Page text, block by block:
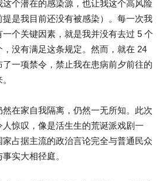
个潜在的感染源，也让我这个高风险
是我目前还没有被感染）。每一次我
个关键因素，就是我并没有去过 5 个
没有满足这条规定。然而，就在 24
一项禁令，禁止我在患病前夕前往的
在家自我隔离，仍然一无所知。此次
惊叹，像是活生生的荒诞派戏剧一
占据主流的政治言论完全与普通民众
实大相径庭。